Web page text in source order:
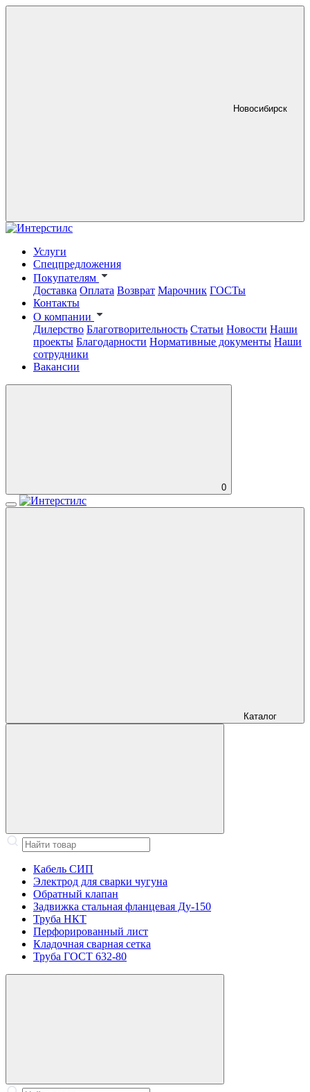
Новосибирск
Услуги
Спецпредложения
Покупателям
Доставка Оплата Возврат Марочник ГОСТы
Контакты
О компании
Дилерство Благотворительность Статьи Новости Наши
проекты Благодарности Нормативные документы Наши
сотрудники
Вакансии
0
Каталог
Кабель СИП
Электрод для сварки чугуна
Обратный клапан
Задвижка стальная фланцевая Ду-150
Труба НКТ
Перфорированный лист
Кладочная сварная сетка
Труба ГОСТ 632-80